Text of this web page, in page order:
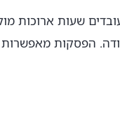
שעות ארוכות
הפסקות